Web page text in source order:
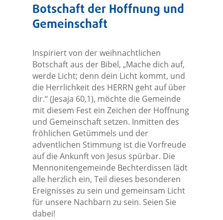
Botschaft der Hoffnung und
Gemeinschaft
Inspiriert von der weihnachtlichen
Botschaft aus der Bibel, „Mache dich auf,
werde Licht; denn dein Licht kommt, und
die Herrlichkeit des HERRN geht auf über
dir.“ (Jesaja 60,1), möchte die Gemeinde
mit diesem Fest ein Zeichen der Hoffnung
und Gemeinschaft setzen. Inmitten des
fröhlichen Getümmels und der
adventlichen Stimmung ist die Vorfreude
auf die Ankunft von Jesus spürbar. Die
Mennonitengemeinde Bechterdissen lädt
alle herzlich ein, Teil dieses besonderen
Ereignisses zu sein und gemeinsam Licht
für unsere Nachbarn zu sein. Seien Sie
dabei!